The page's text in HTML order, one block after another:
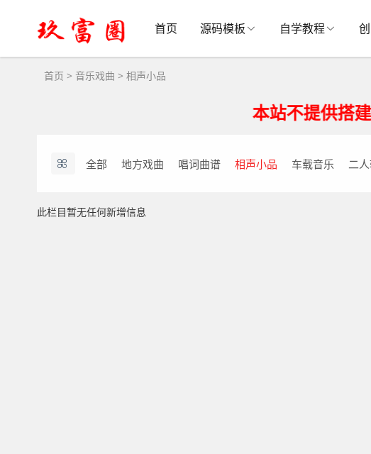
首页 源码模板 自学教程
首页 > 音乐戏曲 > 相声小品
本站不提供搭建运
全部 地方戏曲 唱词曲谱 相声小品 车载音乐 二
此栏目暂无任何新增信息